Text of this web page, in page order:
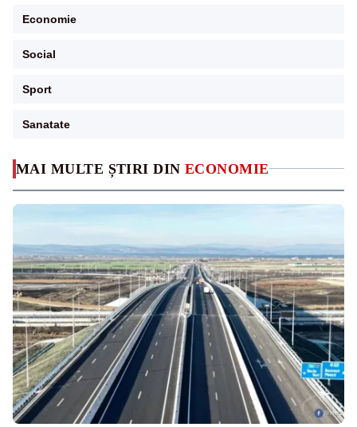
MAI MULTE ȘTIRI DIN ECONOMIE
Economie
Social
Sport
Sanatate